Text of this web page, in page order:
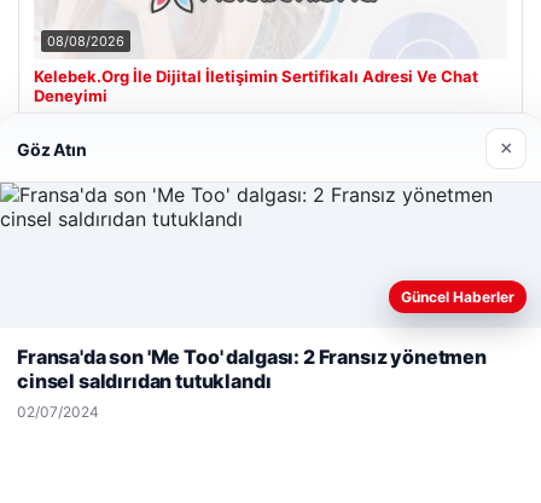
08/08/2026
Kelebek.Org İle Dijital İletişimin Sertifikalı Adresi Ve Chat
Deneyimi
Son Eklenen Firmalar
Web sitemizi nasıl kullandığınızı daha iyi anlayabilmek,
kullanıyoruz.Çerez Politikamız
Göz Atın ×
Güncel Haberler
Fransa'da son 'Me Too' dalgası: 2 Fransız yönetmen
cinsel saldırıdan tutuklandı
02/07/2024